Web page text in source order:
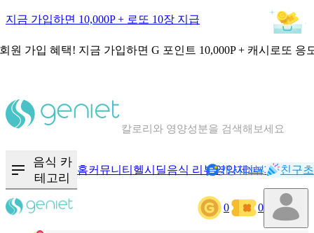
지금 가입하면 10,000P + 로또 10장 지급
원 가입 혜택! 지금 가입하면 G 포인트 10,000P + 캐시로또 응
칼로리와 영양성분을 검색해보세요
음식 카
테고리
홈커뮤니티 헬시딜음식 리뷰영양제NEW기록
캐시리뷰 친구
0 0